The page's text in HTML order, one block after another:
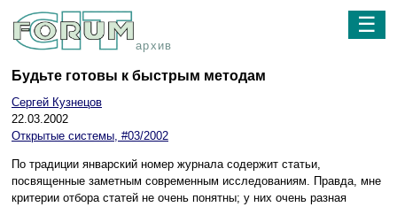
архив
☰
Будьте готовы к быстрым методам
Сергей Кузнецов
22.03.2002
Открытые системы, #03/2002
По традиции январский номер журнала содержит статьи,
посвященные заметным современным исследованиям. Правда, мне
критерии отбора статей не очень понятны; у них очень разная